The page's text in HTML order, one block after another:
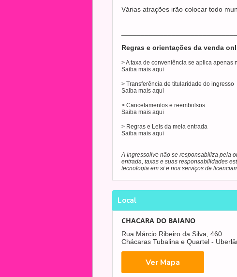
Várias atrações irão colocar todo
Regras e orientações da venda
> A taxa de conveniência se aplica apenas
Saiba mais aqui
> Transferência de titularidade do ingresso
Saiba mais aqui
> Cancelamentos e reembolsos
Saiba mais aqui
> Regras e Leis da meia entrada
Saiba mais aqui
A Ingressolive não se responsabiliza pela
entrada, taxas e suas responsabilidades
tecnologia em si e nos serviços de
Local
CHACARA DO BAIANO
Rua Márcio Ribeiro da Silva, 460
Chácaras Tubalina e Quartel -